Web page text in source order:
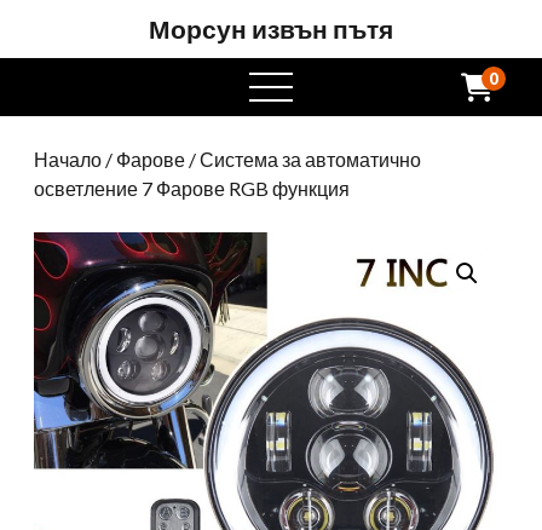
Морсун извън пътя
Отворете
менюто
0
Начало / Фарове / Система за автоматично
осветление 7 Фарове RGB функция